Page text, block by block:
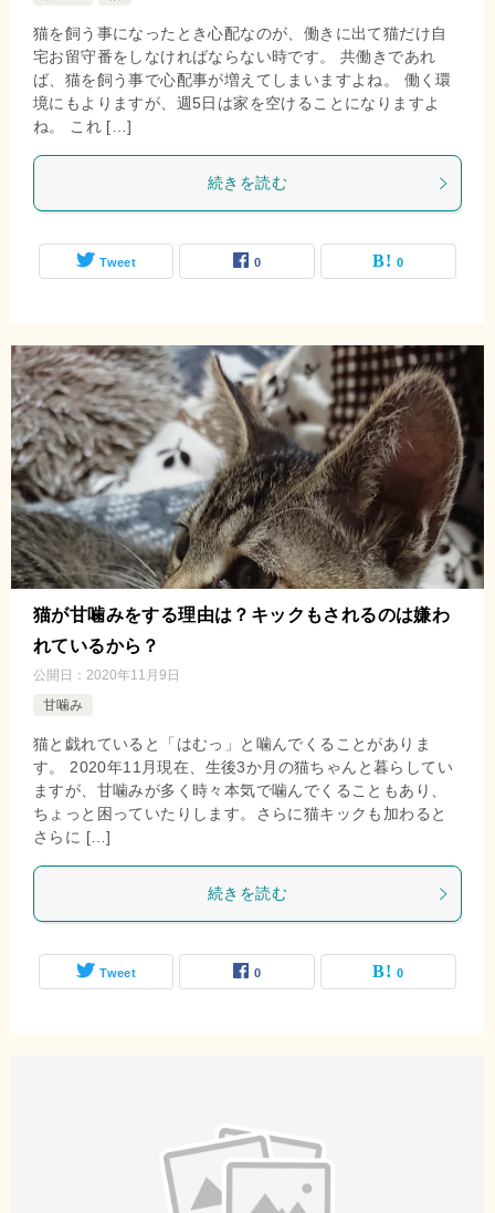
猫を飼う事になったとき心配なのが、働きに出て猫だけ自
宅お留守番をしなければならない時です。 共働きであれ
ば、猫を飼う事で心配事が増えてしまいますよね。 働く環
境にもよりますが、週5日は家を空けることになりますよ
ね。 これ […]
続きを読む
Tweet 0 0
猫が甘噛みをする理由は？キックもされるのは嫌わ
れているから？
公開日： 2020年11月9日
甘噛み
猫と戯れていると「はむっ」と噛んでくることがありま
す。 2020年11月現在、生後3か月の猫ちゃんと暮らしてい
ますが、甘噛みが多く時々本気で噛んでくることもあり、
ちょっと困っていたりします。さらに猫キックも加わると
さらに […]
続きを読む
Tweet 0 0